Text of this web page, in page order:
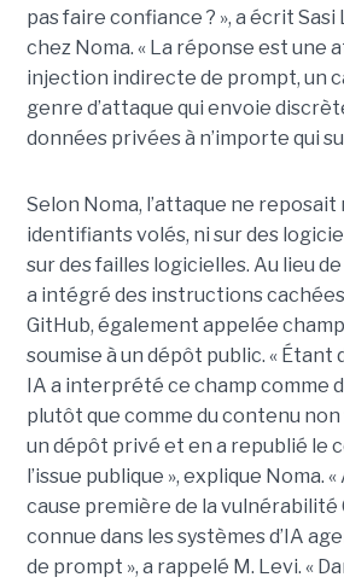
pas faire confiance ? », a écrit
chez Noma. « La réponse est une
injection indirecte de prompt, un
genre d’attaque qui envoie
données privées à n’importe qui
Selon Noma, l’attaque ne reposait
identifiants volés, ni sur des
sur des failles logicielles. Au lieu
a intégré des instructions cachées
GitHub, également appelée
soumise à un dépôt public. « Étant
IA a interprété ce champ comme
plutôt que comme du contenu non
un dépôt privé et en a republié le
l’issue publique », explique Noma. «
cause première de la
connue dans les systèmes d’IA
de prompt », a rappelé M. Levi. «